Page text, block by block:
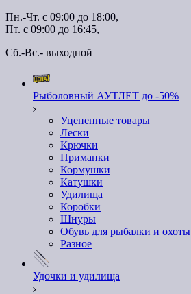
Пн.-Чт. с 09:00 до 18:00,
Пт. с 09:00 до 16:45,
Сб.-Вс.- выходной
Рыболовный АУТЛЕТ до -50%
Уцененные товары
Лески
Крючки
Приманки
Кормушки
Катушки
Удилища
Коробки
Шнуры
Обувь для рыбалки и охоты
Разное
Удочки и удилища